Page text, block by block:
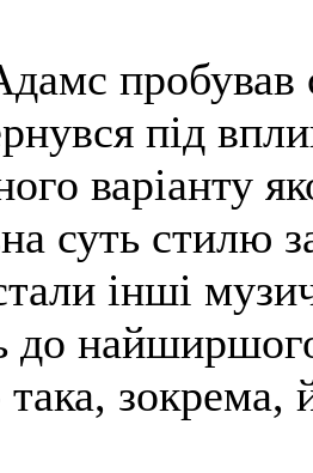
пробував
під
варіанту
суть стилю
інші
до
зокрема,